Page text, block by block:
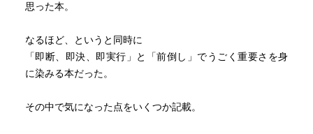
思った本。
なるほど、というと同時に
「即断、即決、即実行」と「前倒し」でうごく重要さを身
に染みる本だった。
その中で気になった点をいくつか記載。